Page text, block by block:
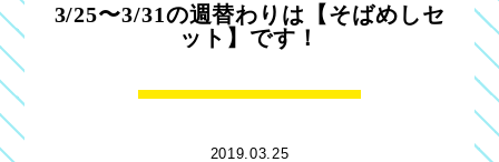
3/25〜3/31の週替わりは【そばめしセ
ット】です！
2019.03.25